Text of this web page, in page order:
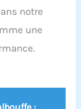
notre
une